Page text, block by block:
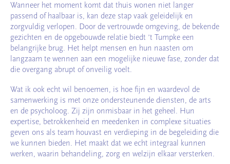
Wanneer het moment komt dat thuis wonen niet langer
passend of haalbaar is, kan deze stap vaak geleidelijk en
zorgvuldig verlopen. Door de vertrouwde omgeving, de bekende
gezichten en de opgebouwde relatie biedt ’t Tumpke een
belangrijke brug. Het helpt mensen en hun naasten om
langzaam te wennen aan een mogelijke nieuwe fase, zonder dat
die overgang abrupt of onveilig voelt.
Wat ik ook echt wil benoemen, is hoe fijn en waardevol de
samenwerking is met onze ondersteunende diensten, de arts
en de psycholoog. Zij zijn onmisbaar in het geheel. Hun
expertise, betrokkenheid en meedenken in complexe situaties
geven ons als team houvast en verdieping in de begeleiding die
we kunnen bieden. Het maakt dat we echt integraal kunnen
werken, waarin behandeling, zorg en welzijn elkaar versterken.